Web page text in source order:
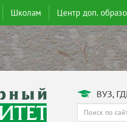
Школам Центр доп.
ВУЗ,